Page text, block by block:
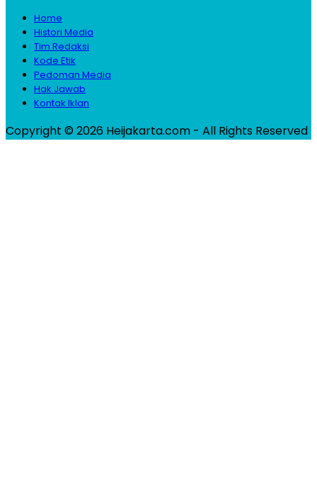
Home
Histori Media
Tim Redaksi
Kode Etik
Pedoman Media
Hak Jawab
Kontak Iklan
Copyright © 2026 Heijakarta.com - All Rights Reserved